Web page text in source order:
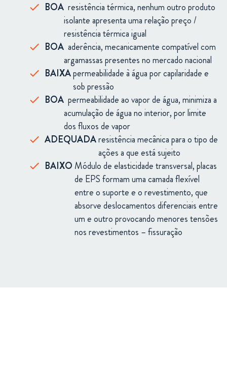
BOA resistência térmica, nenhum outro produto
isolante apresenta uma relação preço /
resistência térmica igual
BOA aderência, mecanicamente compatível com
argamassas presentes no mercado nacional
BAIXApermeabilidade à água por capilaridade e
sob pressão
BOA permeabilidade ao vapor de água, minimiza a
acumulação de água no interior, por limite
dos fluxos de vapor
ADEQUADAresistência mecânica para o tipo de
ações a que está sujeito
BAIXO Módulo de elasticidade transversal, placas
de EPS formam uma camada flexível
entre o suporte e o revestimento, que
absorve deslocamentos diferenciais entre
um e outro provocando menores tensões
nos revestimentos – fissuração